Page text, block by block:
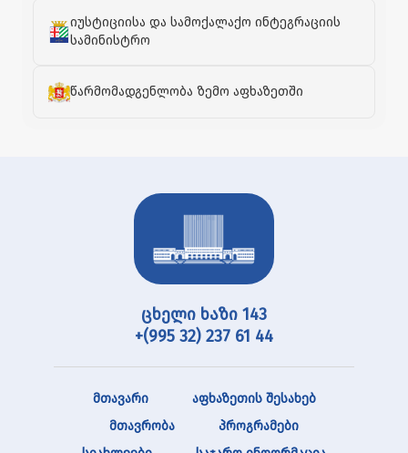
იუსტიციისა და სამოქალაქო ინტეგრაციის
სამინისტრო
წარმომადგენლობა ზემო აფხაზეთში
ცხელი ხაზი 143
+(995 32) 237 61 44
მთავარი
აფხაზეთის შესახებ
მთავრობა
პროგრამები